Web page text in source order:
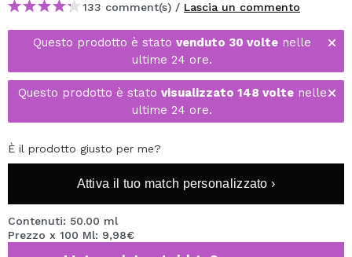
133 comment(s) / Lascia un commento
Questo prodotto è stato venduto 30 volte nelle
ultime 24 ore.
Questo prodotto è stato visualizzato 148 voltenelle
ultime 24 ore.
È il prodotto giusto per me?
Attiva il tuo match personalizzato ›
Contenuti: 50.00 ml
Prezzo x 100 Ml: 9,98€